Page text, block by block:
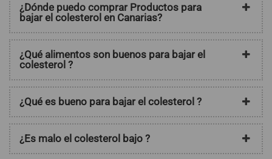
¿Dónde puedo comprar Productos para
bajar el colesterol en Canarias?
¿Qué alimentos son buenos para bajar el
colesterol ?
¿Qué es bueno para bajar el colesterol ?
¿Es malo el colesterol bajo ?